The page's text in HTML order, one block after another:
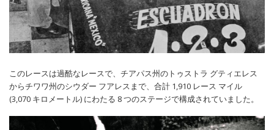
このレースは過酷なレースで、チアパス州のトゥストラ グティエレス
からチワワ州のシウダー フアレスまで、合計 1,910 レース マイル
(3,070 キロメートル) にわたる 8 つのステージで構成されていました。